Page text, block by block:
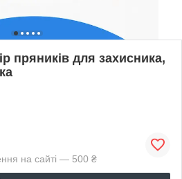
пряників для захисника,
на сайті — 500 ₴